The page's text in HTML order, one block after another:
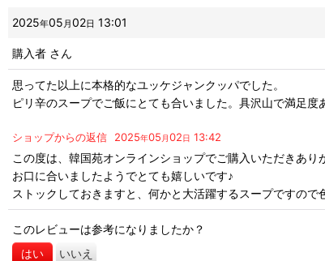
2025年05 月02日 13:01
購入者 さん
思ってた以上に本格的なユッケジャンクッパでした。
ピリ辛のスープでご飯にとても合いました。具沢山で満足
ショップからの返信 2025年05 月02日 13:42
この度は、韓国苑オンラインショップでご購入いただきあり
お口に合いましたようでとても嬉しいです♪
ストックしておきますと、何かと大活躍するスープですの
このレビューは参考になりましたか？
はい いいえ